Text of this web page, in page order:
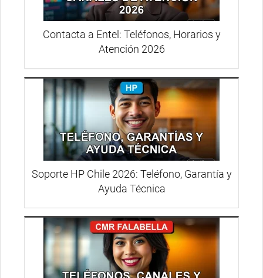
Contacta a Entel: Teléfonos, Horarios y
Atención 2026
Soporte HP Chile 2026: Teléfono, Garantía y
Ayuda Técnica